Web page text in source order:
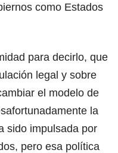
como Estados
para decirlo, que
legal y sobre
el modelo de
la
sido impulsada por
pero esa política